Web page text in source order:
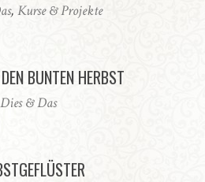
, Kurse & Projekte
BUNTEN HERBST
Dies & Das